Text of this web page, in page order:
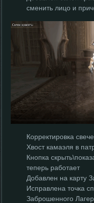
сменить лицо и
Корректировка
Хвост камаэля в
Кнопка
теперь работает
Добавлен на карту
Исправлена точка
Заброшенного